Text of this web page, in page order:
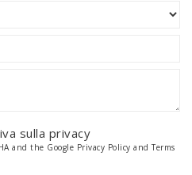
sulla privacy
and the Google Privacy Policy andTerms